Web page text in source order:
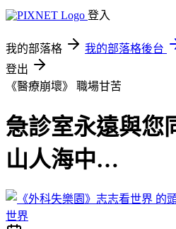
登入
我的部落格 我的部落格後台
登出
《醫療崩壞》 職場甘苦
急診室永遠與您
山人海中…
世界